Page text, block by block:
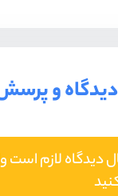
دیدگاه و
دیدگاه لازم است